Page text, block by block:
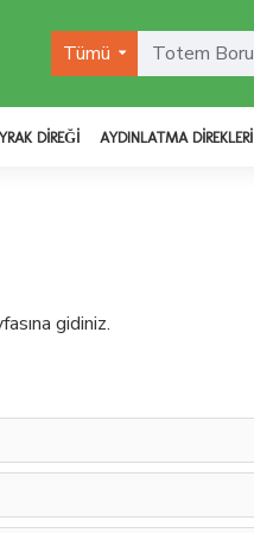
Tümü
DIREĞI AYDINLATMA DIREKLERI
gidiniz.